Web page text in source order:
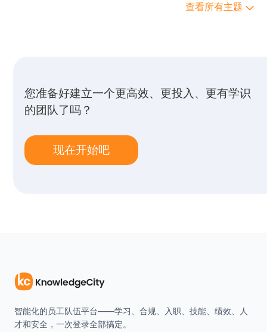
查看所有主题
您准备好建立一个更高效、更投入、更有学识
的团队了吗？
现在开始吧
智能化的员工队伍平台——学习、合规、入职、技能、绩效、人
才和安全，一次登录全部搞定。